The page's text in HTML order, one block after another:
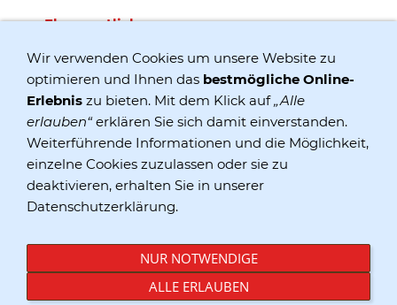
Ehrenamtlich
Lutz Hagenau
Am Klostergarten 4
24211 Preetz
Tel:0176 / 46529557
Impressum
Über uns
Wir verwenden Cookies um unsere Website zu
optimieren und Ihnen das bestmögliche Online-
Erlebnis zu bieten. Mit dem Klick auf„Alle
erlauben“erklären Sie sich damit einverstanden.
Weiterführende Informationen und die Möglichkeit,
einzelne Cookies zuzulassen oder sie zu
deaktivieren, erhalten Sie in unserer
Datenschutzerklärung.
NUR NOTWENDIGE
ALLE ERLAUBEN